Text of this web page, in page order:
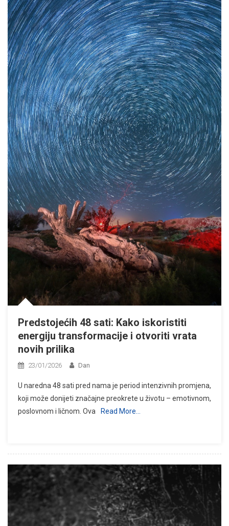
Predstojećih 48 sati: Kako iskoristiti
energiju transformacije i otvoriti vrata
novih prilika
23/01/2026 Dan
U naredna 48 sati pred nama je period intenzivnih promjena,
koji može donijeti značajne preokrete u životu – emotivnom,
poslovnom i ličnom. Ova
Read More…